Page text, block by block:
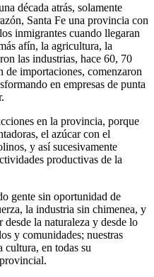
década atrás, solamente
Santa Fe una provincia con
inmigrantes cuando llegaran
afín, la agricultura, la
las industrias, hace 60, 70
de importaciones, comenzaron
en empresas de punta
en la provincia, porque
el azúcar con el
y así sucesivamente
productivas de la
gente sin oportunidad de
la industria sin chimenea, y
desde la naturaleza y desde lo
y comunidades; nuestras
cultura, en todas su